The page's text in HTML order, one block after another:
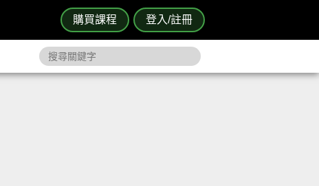
購買課程 登入/註冊